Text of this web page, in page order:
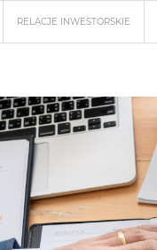
RELACJE INWESTORSKIE